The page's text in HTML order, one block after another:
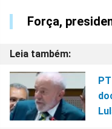
Força,